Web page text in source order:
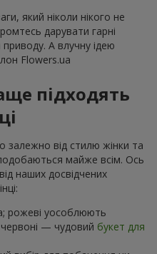
який ніколи нікого не
дарувати гарні
А влучну ідею
Flowers.ua
підходять
залежно від стилю жінки та
подобаються майже всім. Ось
наших досвідчених
рожеві уособлюють
червоні — чудовий букет для